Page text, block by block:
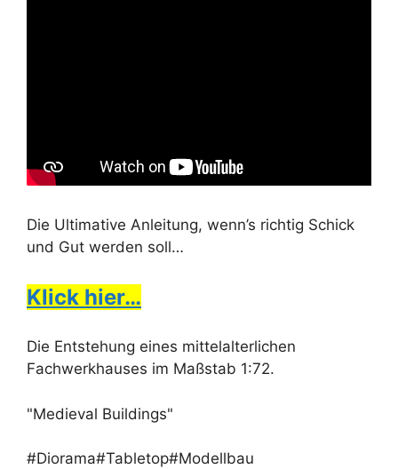
Die Ultimative Anleitung, wenn’s richtig Schick
und Gut werden soll…
Klick hier…
Die Entstehung eines mittelalterlichen
Fachwerkhauses im Maßstab 1:72.
"Medieval Buildings"
#Diorama#Tabletop#Modellbau